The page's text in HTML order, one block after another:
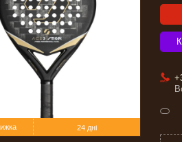
24 дні